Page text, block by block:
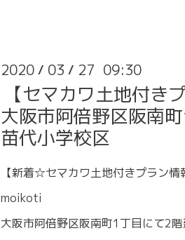
2020 / 03 / 27 09:30
【セマカワ土地付き
大阪市阿倍野区阪南
苗代小学校区
【新着☆セマカワ土地付きプラン情
moikoti
大阪市阿倍野区阪南町1丁目にて2